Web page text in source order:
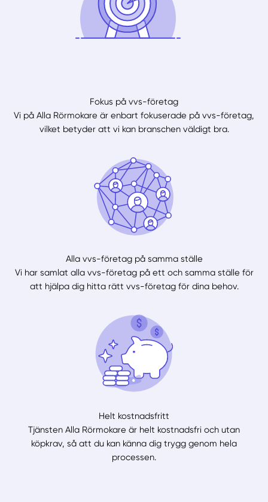
Fokus på vvs-företag
Vi på Alla Rörmokare är enbart fokuserade på vvs-företag,
vilket betyder att vi kan branschen väldigt bra.
Alla vvs-företag på samma ställe
Vi har samlat alla vvs-företag på ett och samma ställe för
att hjälpa dig hitta rätt vvs-företag för dina behov.
Helt kostnadsfritt
Tjänsten Alla Rörmokare är helt kostnadsfri och utan
köpkrav, så att du kan känna dig trygg genom hela
processen.